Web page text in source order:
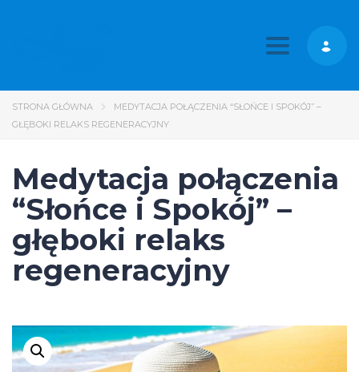
Toggle
STRONA GŁÓWNA
MEDYTACJA POŁĄCZENIA “SŁOŃCE I SPOKÓJ” –
GŁĘBOKI RELAKS REGENERACYJNY
Medytacja połączenia
“Słońce i Spokój” –
głęboki relaks
regeneracyjny